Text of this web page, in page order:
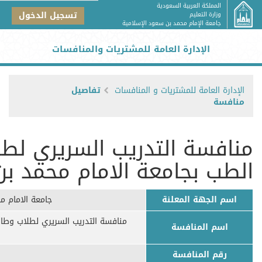
المملكة العربية السعودية
وزارة التعليم
جامعة الإمام محمد بن سعود الإسلامية تسجيل الدخول
الإدارة العامة للمشتريات والمنافسات
الإدارة العامة للمشتريات و المنافسات تفاصيل
منافسة
منافسة التدريب السريري
الطب بجامعة الامام محمد
اسم الجهة المعلنة
جامعة الامام
اسم المنافسة
منافسة التدريب السريري لطلاب
رقم المنافسة